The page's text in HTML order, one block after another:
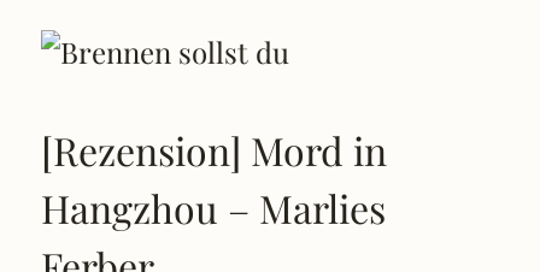
[Rezension] Mord in
Hangzhou – Marlies